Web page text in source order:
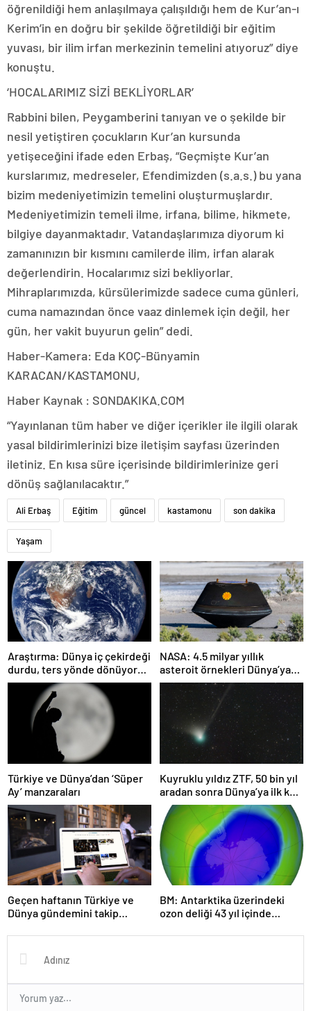
öğrenildiği hem anlaşılmaya çalışıldığı hem de Kur’an-ı
Kerim’in en doğru bir şekilde öğretildiği bir eğitim
yuvası, bir ilim irfan merkezinin temelini atıyoruz” diye
konuştu.
‘HOCALARIMIZ SİZİ BEKLİYORLAR’
Rabbini bilen, Peygamberini tanıyan ve o şekilde bir
nesil yetiştiren çocukların Kur’an kursunda
yetişeceğini ifade eden Erbaş, “Geçmişte Kur’an
kurslarımız, medreseler, Efendimizden (s.a.s.) bu yana
bizim medeniyetimizin temelini oluşturmuşlardır.
Medeniyetimizin temeli ilme, irfana, bilime, hikmete,
bilgiye dayanmaktadır. Vatandaşlarımıza diyorum ki
zamanınızın bir kısmını camilerde ilim, irfan alarak
değerlendirin. Hocalarımız sizi bekliyorlar.
Mihraplarımızda, kürsülerimizde sadece cuma günleri,
cuma namazından önce vaaz dinlemek için değil, her
gün, her vakit buyurun gelin” dedi.
Haber-Kamera: Eda KOÇ-Bünyamin
KARACAN/KASTAMONU,
Haber Kaynak : SONDAKIKA.COM
“Yayınlanan tüm haber ve diğer içerikler ile ilgili olarak
yasal bildirimlerinizi bize iletişim sayfası üzerinden
iletiniz. En kısa süre içerisinde bildirimlerinize geri
dönüş sağlanılacaktır.”
Ali Erbaş Eğitim güncel kastamonu son dakika
Yaşam
Araştırma: Dünya iç çekirdeği
durdu, ters yönde dönüyor
olabilir
NASA: 4.5 milyar yıllık
asteroit örnekleri Dünya’ya
getirildi; yaşamın
başlangıcına ışık tutabilir
Türkiye ve Dünya’dan ‘Süper
Ay’ manzaraları
Kuyruklu yıldız ZTF, 50 bin yıl
aradan sonra Dünya’ya ilk kez
çok yaklaşacak
Geçen haftanın Türkiye ve
Dünya gündemini takip
BM: Antarktika üzerindeki
ozon deliği 43 yıl içinde